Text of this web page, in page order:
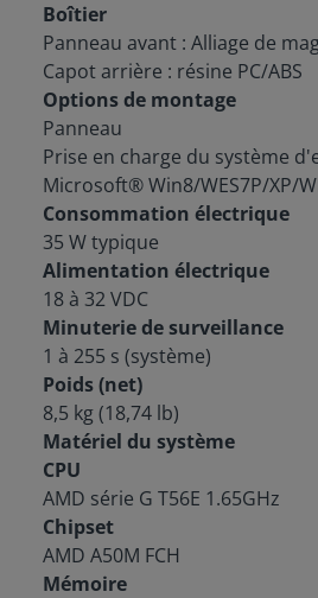
Boîtier
Panneau avant : Alliage de
Capot arrière : résine PC/ABS
Options de montage
Panneau
Prise en charge du système
Microsoft® Win8/WES7P/XP/
Consommation électrique
35 W typique
Alimentation électrique
18 à 32 VDC
Minuterie de surveillance
1 à 255 s (système)
Poids (net)
8,5 kg (18,74 lb)
Matériel du système
CPU
AMD série G T56E 1.65GHz
Chipset
AMD A50M FCH
Mémoire